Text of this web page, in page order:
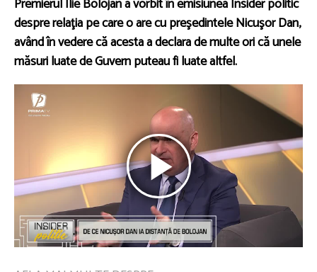
Premierul Ilie Bolojan a vorbit în emisiunea Insider politic
despre relaţia pe care o are cu preşedintele Nicuşor Dan,
având în vedere că acesta a declara de multe ori că unele
măsuri luate de Guvern puteau fi luate altfel.